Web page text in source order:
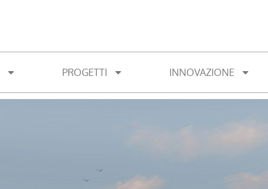
PROGETTI INNOVAZIONE